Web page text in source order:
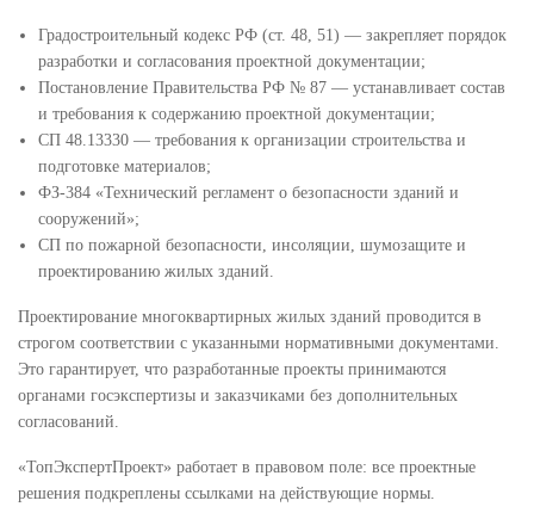
Градостроительный кодекс РФ (ст. 48, 51) — закрепляет порядок
разработки и согласования проектной документации;
Постановление Правительства РФ № 87 — устанавливает состав
и требования к содержанию проектной документации;
СП 48.13330 — требования к организации строительства и
подготовке материалов;
ФЗ-384 «Технический регламент о безопасности зданий и
сооружений»;
СП по пожарной безопасности, инсоляции, шумозащите и
проектированию жилых зданий.
Проектирование многоквартирных жилых зданий проводится в
строгом соответствии с указанными нормативными документами.
Это гарантирует, что разработанные проекты принимаются
органами госэкспертизы и заказчиками без дополнительных
согласований.
«ТопЭкспертПроект» работает в правовом поле: все проектные
решения подкреплены ссылками на действующие нормы.